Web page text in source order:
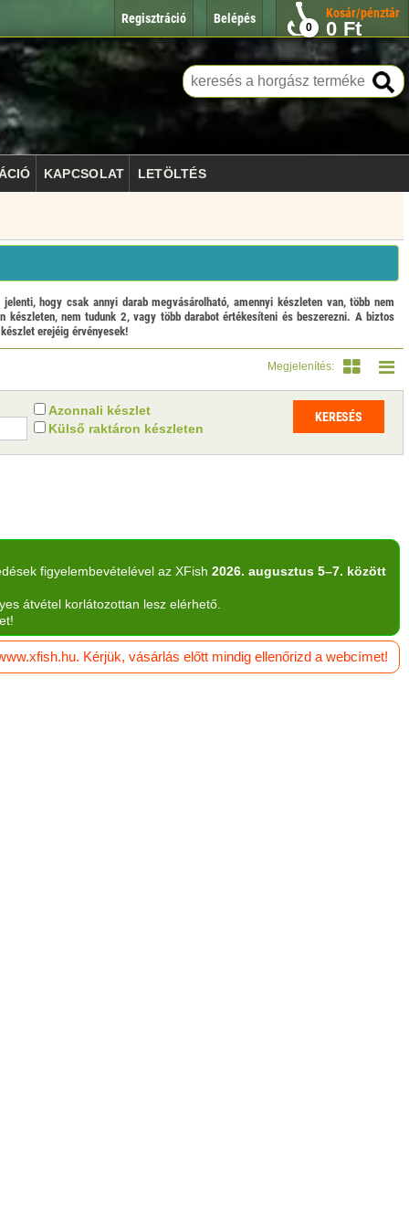
0
Kosár/pénztár
0 Ft
Belépés
Regisztráció
KAPCSOLAT LETÖLTÉS
jelenti, hogy csak annyi darab megvásárolható, amennyi készleten van, több nem
készleten, nem tudunk 2, vagy több darabot értékesíteni és beszerezni. A biztos
erejéig érvényesek!
Megjelenítés:
Azonnali készlet
Külső raktáron készleten
figyelembevételével az XFish 2026. augusztus 5–7. között
átvétel korlátozottan lesz elérhető.
Kérjük, vásárlás előtt mindig ellenőrizd a webcímet!